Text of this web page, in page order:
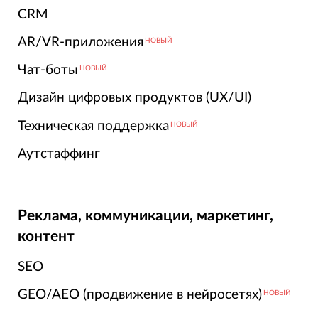
CRM
AR/VR-приложения НОВЫЙ
Чат-боты НОВЫЙ
Дизайн цифровых продуктов (UX/UI)
Техническая поддержка НОВЫЙ
Аутстаффинг
Реклама, коммуникации, маркетинг,
контент
SEO
GEO/AEO (продвижение в нейросетях) НОВЫЙ